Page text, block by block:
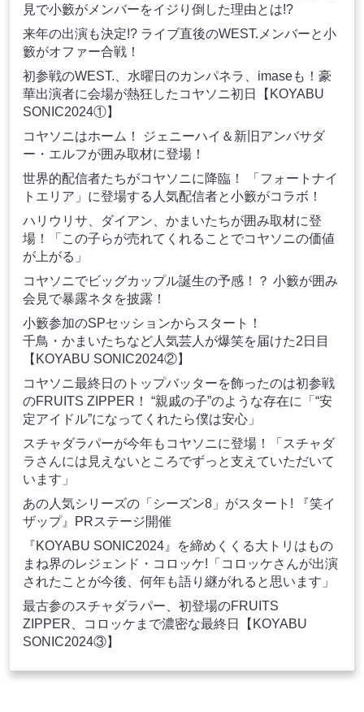
見で小籔がメンバーをイジり倒した理由とは!?
来年の出演も決定!? ライブ直後のWEST.メンバーと小
籔がオファー合戦！
初参戦のWEST.、水曜日のカンパネラ、imaseも！豪
華出演者に会場が熱狂したコヤソニ初日【KOYABU
SONIC2024①】
コヤソニはホーム！ ジェニーハイ＆新旧アンバサダ
ー・エルフが囲み取材に登場！
世界的配信者たちがコヤソニに降臨！ 「フォートナイ
トエリア」に登場する人気配信者と小籔がコラボ！
ハリウリサ、ダイアン、かまいたちが囲み取材に登
場！「この子らが売れてくれることでコヤソニの価値
が上がる」
コヤソニでビッグカップル誕生の予感！？ 小籔が囲み
会見で暴露ネタを披露！
小籔参加のSPセッションからスタート！
千鳥・かまいたちなど人気芸人が爆笑を届けた2日目
【KOYABU SONIC2024②】
コヤソニ最終日のトップバッターを飾ったのは初参戦
のFRUITS ZIPPER！ “親戚の子”のような存在に「“安
定アイドル”になってくれたら僕は安心」
スチャダラパーが今年もコヤソニに登場！「スチャダ
ラさんには見えないところでずっと支えていただいて
います」
あの人気シリーズの「シーズン8」がスタート! 『笑イ
ザップ』PRステージ開催
『KOYABU SONIC2024』を締めくくる大トリはもの
まね界のレジェンド・コロッケ!「コロッケさんが出演
されたことが今後、何年も語り継がれると思います」
最古参のスチャダラパー、初登場のFRUITS
ZIPPER、コロッケまで濃密な最終日【KOYABU
SONIC2024③】